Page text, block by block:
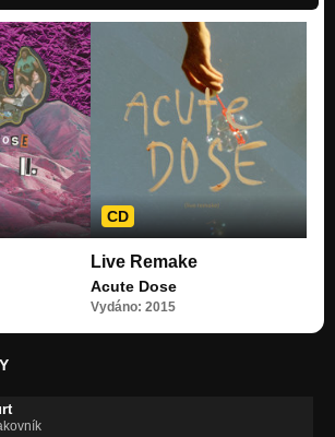
CD
Live Remake
Acute Dose
Vydáno: 2015